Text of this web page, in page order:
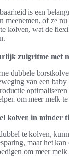
is een
meenemen, of ze
kolven, wat de
zuigritme met
dubbele
van een
optimaliseren
om meer melk te
kolven in minder
te kolven,
maar het
om meer